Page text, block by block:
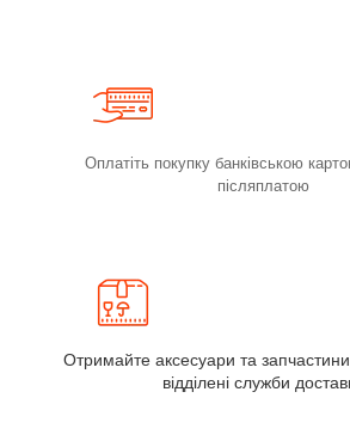
Оплатіть покупку банківською
післяплатою
Отримайте аксесуари та
відділені служби